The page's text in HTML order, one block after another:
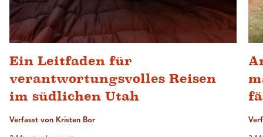
Ein Leitfaden für
verantwortungsvolles Reisen
im südlichen Utah
Verfasst von Kristen Bor